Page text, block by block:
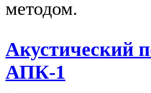
методом.
Акустический
АПК-1